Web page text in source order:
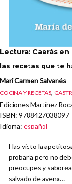
Lectura: Caerás
las recetas que te
Mari Carmen Salvanés
COCINA Y RECETAS,
Ediciones Martínez
ISBN: 9788427038097
Idioma: español
Has visto la
probarla pero no
preocupes y
salvado de avena…